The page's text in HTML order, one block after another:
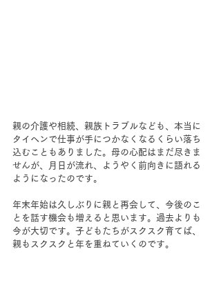
親の介護や相続、親族トラブルなども、本当に
タイヘンで仕事が手につかなくなるくらい落ち
込むこともありました。母の心配はまだ尽きま
せんが、月日が流れ、ようやく前向きに語れる
ようになったのです。
年末年始は久しぶりに親と再会して、今後のこ
とを話す機会も増えると思います。過去よりも
今が大切です。子どもたちがスクスク育てば、
親もスクスクと年を重ねていくのです。